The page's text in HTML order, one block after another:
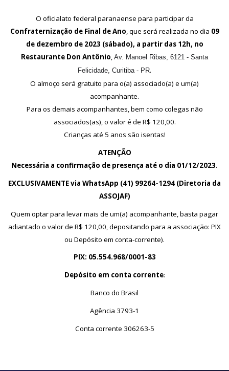
O oficialato federal paranaense para participar da
Confraternização de Final de Ano, que será realizada no dia 09
de dezembro de 2023 (sábado), a partir das 12h, no
Restaurante Don Antônio, Av. Manoel Ribas, 6121 - Santa
Felicidade, Curitiba - PR.
O almoço será gratuito para o(a) associado(a) e um(a)
acompanhante.
Para os demais acompanhantes, bem como colegas não
associados(as), o valor é de R$ 120,00.
Crianças até 5 anos são isentas!
ATENÇÃO
Necessária a confirmação de presença até o dia 01/12/2023.
EXCLUSIVAMENTE via WhatsApp (41) 99264-1294 (Diretoria da
ASSOJAF)
Quem optar para levar mais de um(a) acompanhante, basta pagar
adiantado o valor de R$ 120,00, depositando para a associação: PIX
ou Depósito em conta-corrente).
PIX: 05.554.968/0001-83
Depósito em conta corrente:
Banco do Brasil
Agência 3793-1
Conta corrente 306263-5